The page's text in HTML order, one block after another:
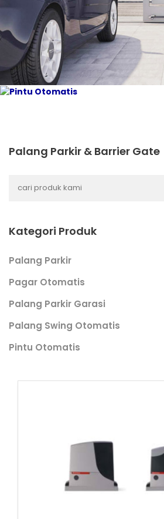
Otomatis
Palang Parkir & Barrier Gate
Kategori Produk
Palang Parkir
Pagar Otomatis
Palang Parkir Garasi
Palang Swing Otomatis
Pintu Otomatis